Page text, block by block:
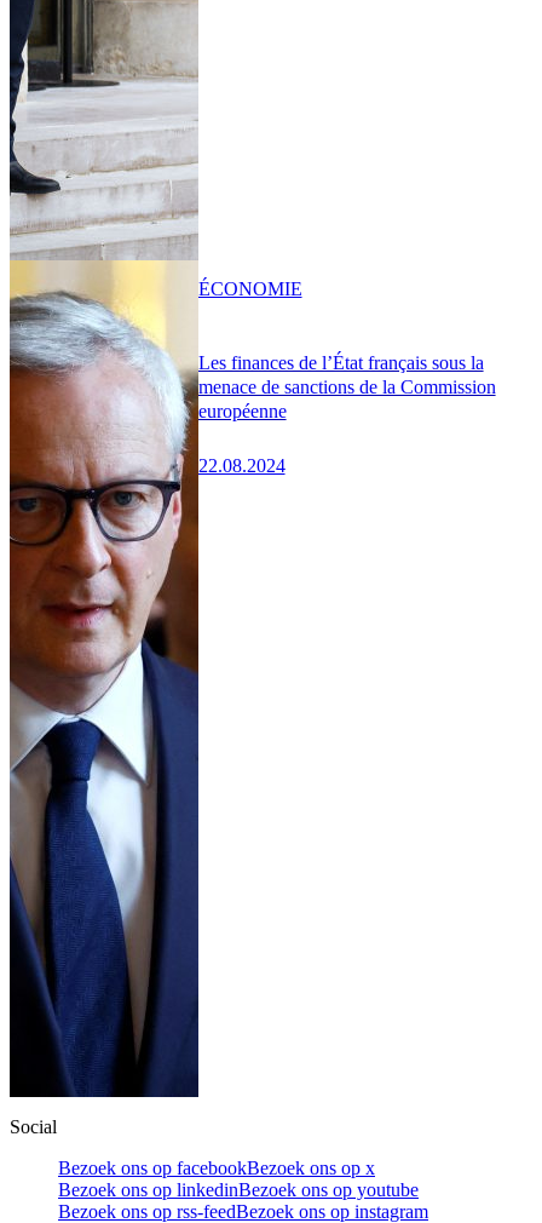
Les finances de l’État français sous la
menace de sanctions de la Commission
européenne
22.08.2024
ÉCONOMIE
Social
Bezoek ons op facebookBezoek ons op x
Bezoek ons op linkedinBezoek ons op youtube
Bezoek ons op rss-feedBezoek ons op instagram